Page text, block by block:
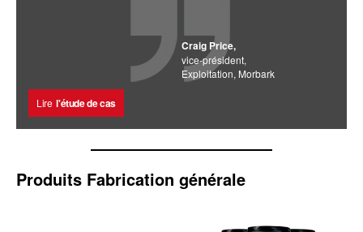
Craig Price,
vice-président,
Exploitation, Morbark
Lire l'étude de cas
Produits Fabrication générale